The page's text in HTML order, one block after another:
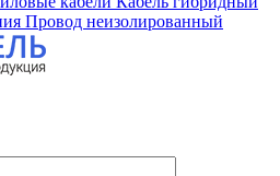
Провод неизолированный